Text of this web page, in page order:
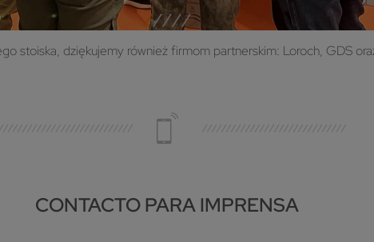
stoiska, dziękujemy również firmom partnerskim: Loroch, GDS
CONTACTO PARA IMPRENSA